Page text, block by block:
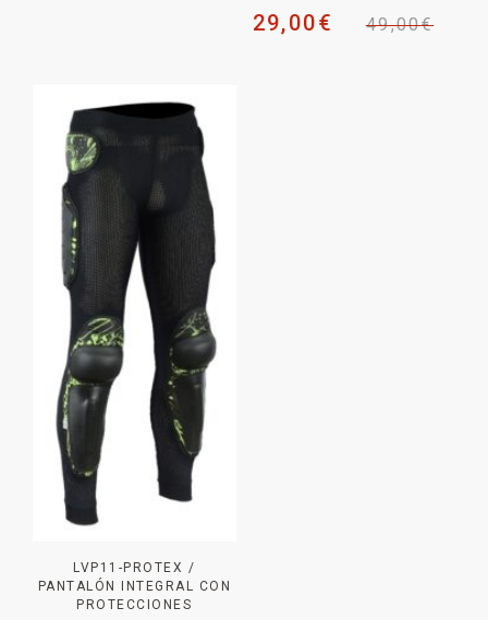
49,00€
29,00€
LVP11-PROTEX /
PANTALÓN INTEGRAL CON
PROTECCIONES